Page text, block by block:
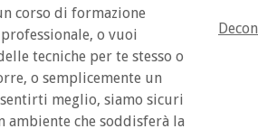
corso di formazione
o vuoi
tecniche per te stesso o
o semplicemente un
meglio, siamo sicuri
ambiente che soddisferà la